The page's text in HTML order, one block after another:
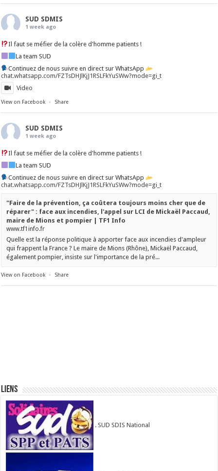
SUD SDMIS
1 week ago
Il faut se méfier de la colère d'homme patients !
La team SUD
Continuez de nous suivre en direct sur WhatsApp
chat.whatsapp.com/FZTsDHJlKjJ1RSLFkYuSWw?mode=gi_t
Video
View on Facebook · Share
SUD SDMIS
1 week ago
Il faut se méfier de la colère d'homme patients !
La team SUD
Continuez de nous suivre en direct sur WhatsApp
chat.whatsapp.com/FZTsDHJlKjJ1RSLFkYuSWw?mode=gi_t
"Faire de la prévention, ça coûtera toujours moins cher que de
réparer" : face aux incendies, l'appel sur LCI de Mickaël Paccaud,
maire de Mions et pompier | TF1 Info
www.tf1info.fr
Quelle est la réponse politique à apporter face aux incendies d'ampleur
qui frappent la France ? Le maire de Mions (Rhône), Mickaël Paccaud,
également pompier, insiste sur l'importance de la pré...
View on Facebook · Share
Liens
. SUD SDIS National